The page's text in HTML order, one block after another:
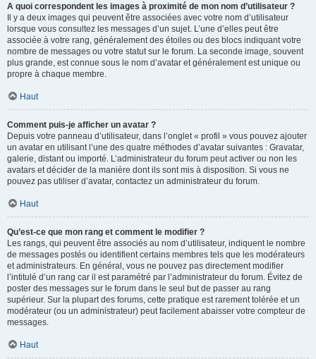
A quoi correspondent les images à proximité de mon nom d’utilisateur ?
Il y a deux images qui peuvent être associées avec votre nom d’utilisateur
lorsque vous consultez les messages d’un sujet. L’une d’elles peut être
associée à votre rang, généralement des étoiles ou des blocs indiquant votre
nombre de messages ou votre statut sur le forum. La seconde image, souvent
plus grande, est connue sous le nom d’avatar et généralement est unique ou
propre à chaque membre.
Haut
Comment puis-je afficher un avatar ?
Depuis votre panneau d’utilisateur, dans l’onglet « profil » vous pouvez ajouter
un avatar en utilisant l’une des quatre méthodes d’avatar suivantes : Gravatar,
galerie, distant ou importé. L’administrateur du forum peut activer ou non les
avatars et décider de la manière dont ils sont mis à disposition. Si vous ne
pouvez pas utiliser d’avatar, contactez un administrateur du forum.
Haut
Qu’est-ce que mon rang et comment le modifier ?
Les rangs, qui peuvent être associés au nom d’utilisateur, indiquent le nombre
de messages postés ou identifient certains membres tels que les modérateurs
et administrateurs. En général, vous ne pouvez pas directement modifier
l’intitulé d’un rang car il est paramétré par l’administrateur du forum. Évitez de
poster des messages sur le forum dans le seul but de passer au rang
supérieur. Sur la plupart des forums, cette pratique est rarement tolérée et un
modérateur (ou un administrateur) peut facilement abaisser votre compteur de
messages.
Haut